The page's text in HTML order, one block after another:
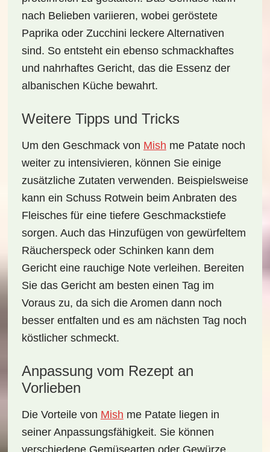
nach Belieben variieren, wobei geröstete
Paprika oder Zucchini leckere Alternativen
sind. So entsteht ein ebenso schmackhaftes
und nahrhaftes Gericht, das die Essenz der
albanischen Küche bewahrt.
Weitere Tipps und Tricks
Um den Geschmack von Mish me Patatenoch
weiter zu intensivieren, können Sie einige
zusätzliche Zutaten verwenden. Beispielsweise
kann ein Schuss Rotwein beim Anbraten des
Fleisches für eine tiefere Geschmackstiefe
sorgen. Auch das Hinzufügen von gewürfeltem
Räucherspeck oder Schinken kann dem
Gericht eine rauchige Note verleihen. Bereiten
Sie das Gericht am besten einen Tag im
Voraus zu, da sich die Aromen dann noch
besser entfalten und es am nächsten Tag noch
köstlicher schmeckt.
Anpassung vom Rezept an
Vorlieben
Die Vorteile von Mish me Patateliegen in
seiner Anpassungsfähigkeit. Sie können
verschiedene Gemüsearten oder Gewürze